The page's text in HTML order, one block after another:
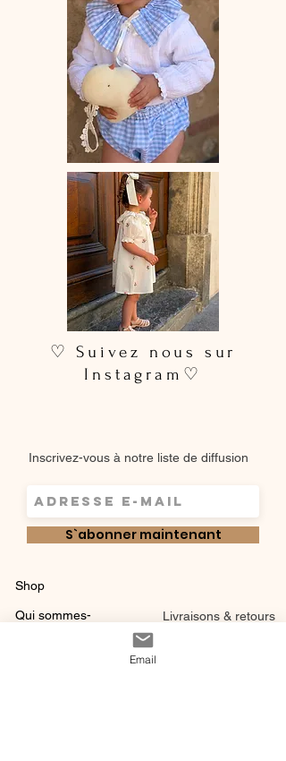
🫧 Entretien : lavage à la main ou en
machine à 30° (cycle délicat, couleurs
similaires). Ne pas utiliser de sèche-
♡ Suivez nous sur
Instagram♡
Inscrivez-vous à notre liste de diffusion
S`abonner maintenant
Shop
Qui sommes-
instagram
Livraisons & retours
Email